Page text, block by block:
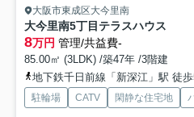
大阪市東成区大今里南
大今里南5丁目テラスハウス
8万円 管理/共益費-
85.00㎡ (3LDK) /築47年 /3階建
地下鉄千日前線「新深江」駅 徒
駐輪場 CATV 閑静な住宅地